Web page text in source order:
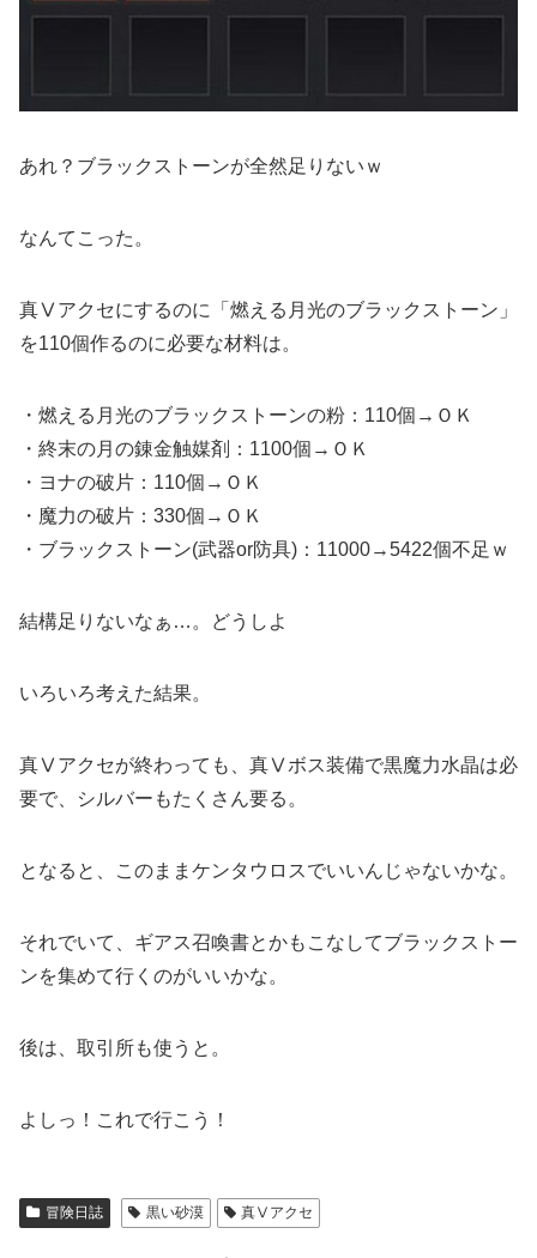
あれ？ブラックストーンが全然足りないｗ
なんてこった。
真Ⅴアクセにするのに「燃える月光のブラックストーン」
を110個作るのに必要な材料は。
・燃える月光のブラックストーンの粉：110個→ＯＫ
・終末の月の錬金触媒剤：1100個→ＯＫ
・ヨナの破片：110個→ＯＫ
・魔力の破片：330個→ＯＫ
・ブラックストーン(武器or防具)：11000→5422個不足ｗ
結構足りないなぁ…。どうしよ
いろいろ考えた結果。
真Ⅴアクセが終わっても、真Ⅴボス装備で黒魔力水晶は必
要で、シルバーもたくさん要る。
となると、このままケンタウロスでいいんじゃないかな。
それでいて、ギアス召喚書とかもこなしてブラックストー
ンを集めて行くのがいいかな。
後は、取引所も使うと。
よしっ！これで行こう！
冒険日誌 黒い砂漠 真Ⅴアクセ